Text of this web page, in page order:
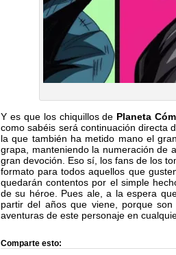
Y es que los chiquillos de Planeta
como sabéis será continuación directa
la que también ha metido mano el gran
grapa, manteniendo la numeración de
gran devoción. Eso sí, los fans de los
formato para todos aquellos que
quedarán contentos por el simple
de su héroe. Pues ale, a la espera
partir del años que viene, porque
aventuras de este personaje en
Comparte esto: